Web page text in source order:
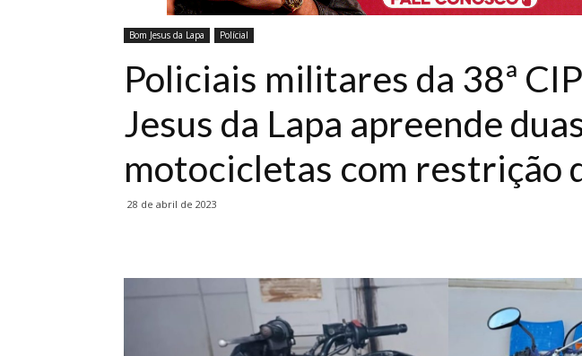
Bom Jesus da Lapa Polícial
Policiais militares da 38ª
Jesus da Lapa apreende
motocicletas com restrição
28 de abril de 2023